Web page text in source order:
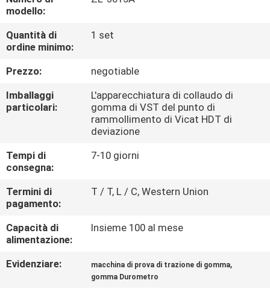
FABBRICA
CONTROLLO
DI
QUALITÀ
CONTATTICI
NOTIZIE
RICHIEDA
UNA
CITAZIONE
modello:
Quantità di
ordine minimo:
1 set
Prezzo:
negotiable
Imballaggi
particolari:
L'apparecchiatura di collaudo di
gomma di VST del punto di
rammollimento di Vicat HDT di
deviazione
Tempi di
consegna:
7-10 giorni
Termini di
pagamento:
T / T, L / C, Western Union
Capacità di
alimentazione:
Insieme 100 al mese
Evidenziare: macchina di prova di trazione di gomma,
gomma Durometro